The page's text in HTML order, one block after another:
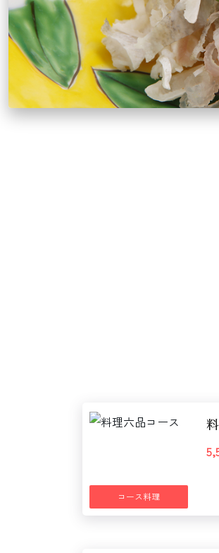
コース料理